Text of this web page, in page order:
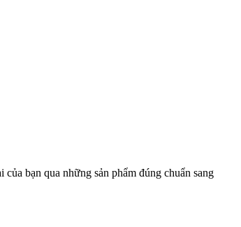
bạn qua những sản phẩm đúng chuẩn sang